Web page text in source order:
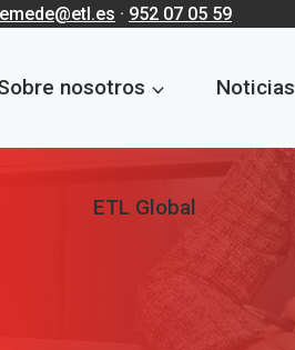
emede@etl.es · 952 07 05 59
nosotros Noticias
ETL Global